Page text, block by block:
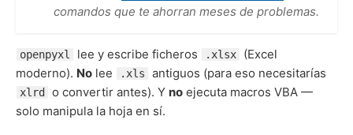
comandos que te ahorran meses de problemas.
openpyxl lee y escribe ficheros .xlsx
(Excel
moderno). No lee .xls antiguos (para eso necesitarías
xlrd o convertir antes). Y no ejecuta macros VBA —
solo manipula la hoja en sí.